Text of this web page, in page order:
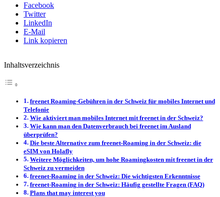
Facebook
Twitter
LinkedIn
E-Mail
Link kopieren
Inhaltsverzeichnis
freenet Roaming-Gebühren in der Schweiz für mobiles Internet und
Telefonie
Wie aktiviert man mobiles Internet mit freenet in der Schweiz?
Wie kann man den Datenverbrauch bei freenet im Ausland
überprüfen?
Die beste Alternative zum freenet-Roaming in der Schweiz: die
eSIM von Holafly
Weitere Möglichkeiten, um hohe Roamingkosten mit freenet in der
Schweiz zu vermeiden
freenet-Roaming in der Schweiz: Die wichtigsten Erkenntnisse
freenet-Roaming in der Schweiz: Häufig gestellte Fragen (FAQ)
Plans that may interest you